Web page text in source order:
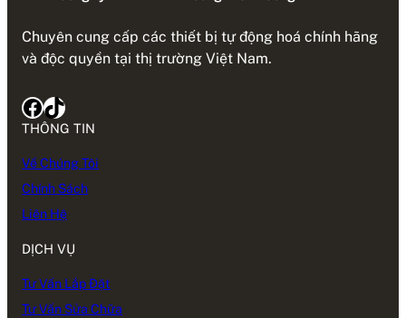
Chuyên cung cấp các thiết bị tự động hoá chính hãng
và độc quyền tại thị trường Việt Nam.
Facebook TikTok
THÔNG TIN
Về Chúng Tôi
Chính Sách
Liên Hệ
DỊCH VỤ
Tư Vấn Lắp Đặt
Tư Vấn Sửa Chữa